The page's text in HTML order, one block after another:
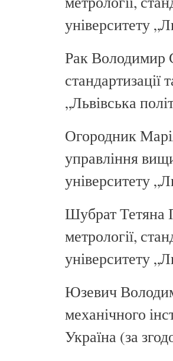
університету
Рак Володимир
стандартизації
„Львівська
Огородник
управління
університету
Шубрат Тетяна
метрології,
університету
Юзевич
механічного
Україна (за